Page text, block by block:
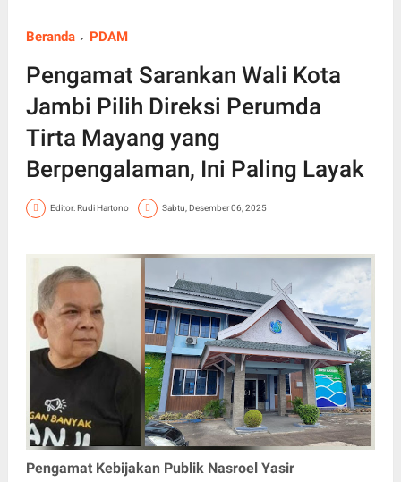
Beranda PDAM
Pengamat Sarankan Wali Kota
Jambi Pilih Direksi Perumda
Tirta Mayang yang
Berpengalaman, Ini Paling Layak
Editor: Rudi Hartono Sabtu, Desember 06, 2025
Pengamat Kebijakan Publik Nasroel Yasir